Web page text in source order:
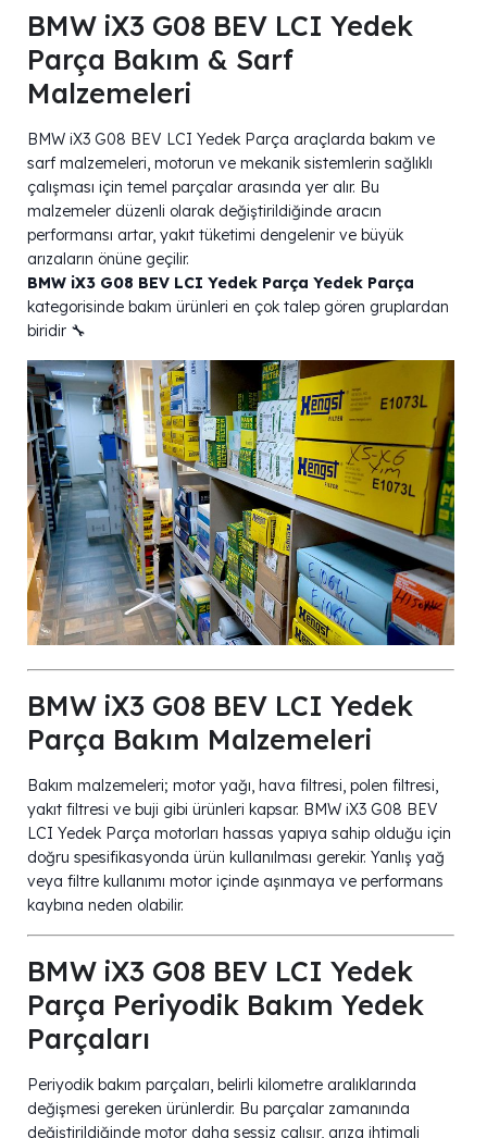
BMW iX3 G08 BEV LCI Yedek
Parça Bakım & Sarf
Malzemeleri
BMW iX3 G08 BEV LCI Yedek Parça araçlarda bakım ve
sarf malzemeleri, motorun ve mekanik sistemlerin sağlıklı
çalışması için temel parçalar arasında yer alır. Bu
malzemeler düzenli olarak değiştirildiğinde aracın
performansı artar, yakıt tüketimi dengelenir ve büyük
arızaların önüne geçilir.
BMW iX3 G08 BEV LCI Yedek Parça Yedek Parça
kategorisinde bakım ürünleri en çok talep gören gruplardan
biridir 🔧
BMW iX3 G08 BEV LCI Yedek
Parça Bakım Malzemeleri
Bakım malzemeleri; motor yağı, hava filtresi, polen filtresi,
yakıt filtresi ve buji gibi ürünleri kapsar. BMW iX3 G08 BEV
LCI Yedek Parça motorları hassas yapıya sahip olduğu için
doğru spesifikasyonda ürün kullanılması gerekir. Yanlış yağ
veya filtre kullanımı motor içinde aşınmaya ve performans
kaybına neden olabilir.
BMW iX3 G08 BEV LCI Yedek
Parça Periyodik Bakım Yedek
Parçaları
Periyodik bakım parçaları, belirli kilometre aralıklarında
değişmesi gereken ürünlerdir. Bu parçalar zamanında
değiştirildiğinde motor daha sessiz çalışır, arıza ihtimali